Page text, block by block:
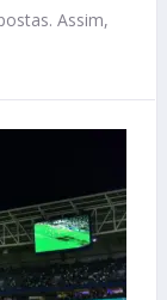
Assim,